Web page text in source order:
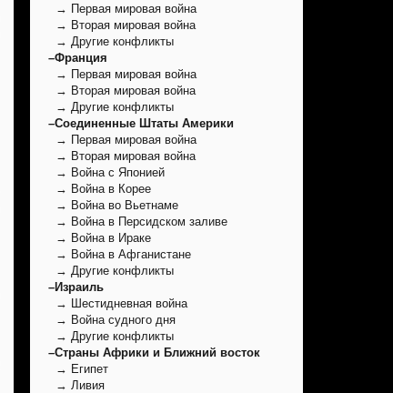
→ Первая мировая война
→ Вторая мировая война
→ Другие конфликты
–Франция
→ Первая мировая война
→ Вторая мировая война
→ Другие конфликты
–Соединенные Штаты Америки
→ Первая мировая война
→ Вторая мировая война
→ Война с Японией
→ Война в Корее
→ Война во Вьетнаме
→ Война в Персидском заливе
→ Война в Ираке
→ Война в Афганистане
→ Другие конфликты
–Израиль
→ Шестидневная война
→ Война судного дня
→ Другие конфликты
–Страны Африки и Ближний восток
→ Египет
→ Ливия